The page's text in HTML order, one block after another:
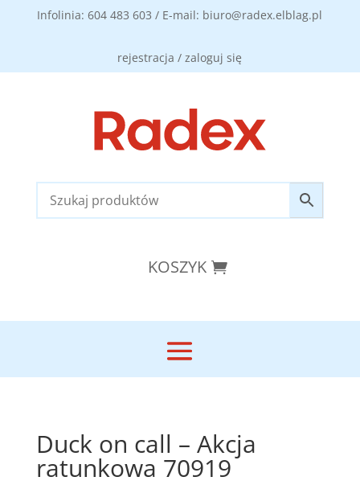
Infolinia: 604 483 603 / E-mail: biuro@radex.elblag.pl
rejestracja / zaloguj się
KOSZYK
Duck on call – Akcja
ratunkowa 70919